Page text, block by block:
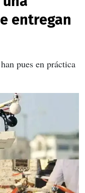
entregan
pues en práctica
X